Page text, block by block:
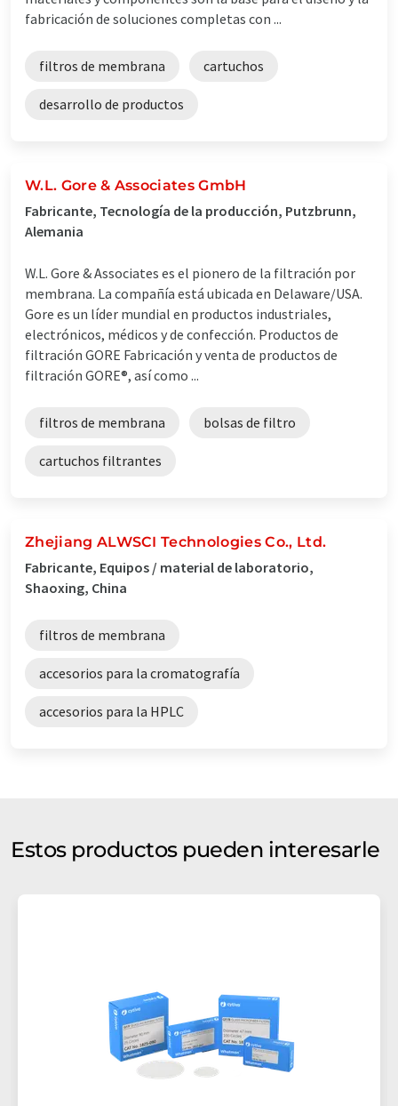
fabricación de soluciones completas con ...
filtros de membrana cartuchos
desarrollo de productos
W.L. Gore & Associates GmbH
Fabricante, Tecnología de la producción, Putzbrunn,
Alemania
W.L. Gore & Associates es el pionero de la filtración por
membrana. La compañía está ubicada en Delaware/USA.
Gore es un líder mundial en productos industriales,
electrónicos, médicos y de confección. Productos de
filtración GORE Fabricación y venta de productos de
filtración GORE®, así como ...
filtros de membrana bolsas de filtro
cartuchos filtrantes
Zhejiang ALWSCI Technologies Co., Ltd.
Fabricante, Equipos / material de laboratorio,
Shaoxing, China
filtros de membrana
accesorios para la cromatografía
accesorios para la HPLC
Estos productos pueden interesarle